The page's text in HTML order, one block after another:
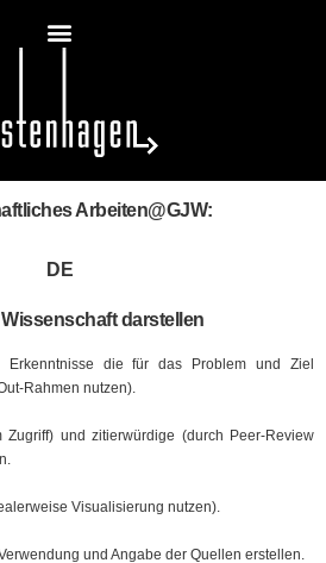
Arbeiten@GJW:
DE
darstellen
Erkenntnisse die für das Problem und Ziel
Rahmen nutzen).
und zitierwürdige (durch Peer-Review
Visualisierung nutzen).
und Angabe der Quellen erstellen.